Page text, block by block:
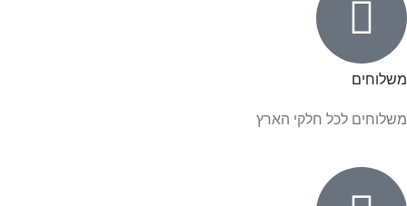
משלוחים
משלוחים לכל חלקי הארץ